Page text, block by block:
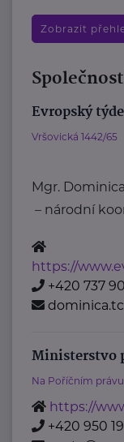
Zobrazit
Evropský
Vršovická 1442/65
Mgr.
– národní
https://
+420 737
Ministerstvo
Na Poříčním právu
https://
+420 950